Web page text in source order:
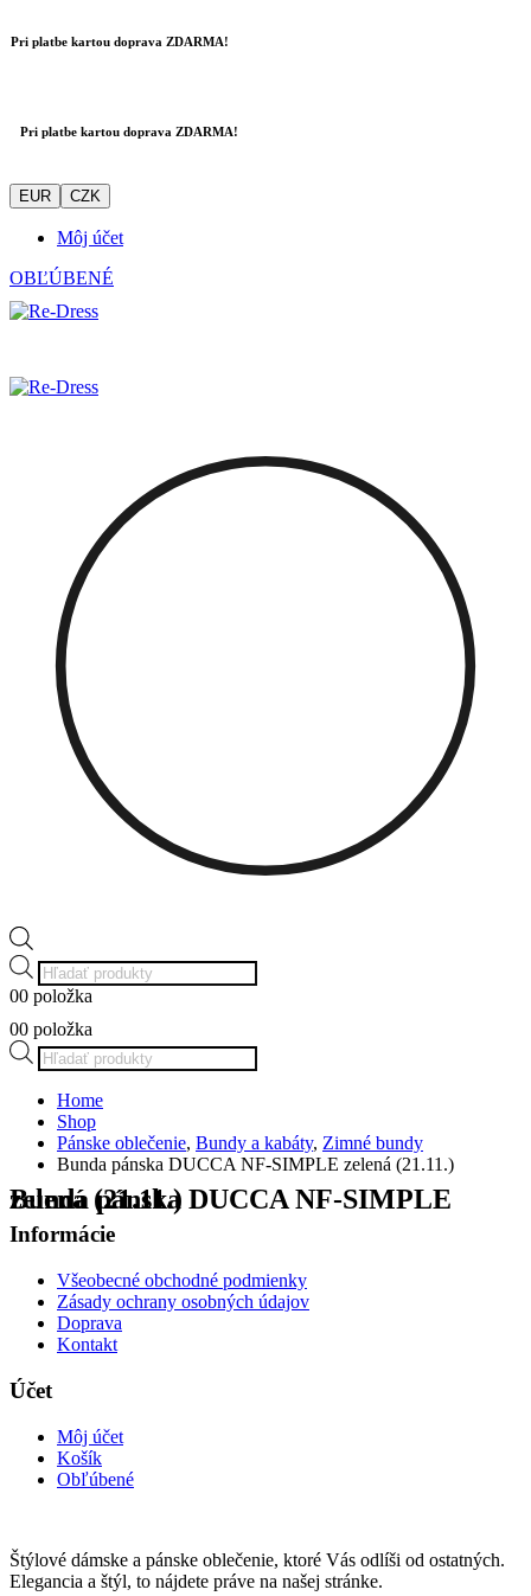
Pri platbe kartou doprava ZDARMA!
Pri platbe kartou doprava ZDARMA!
EUR CZK
Môj účet
OBĽÚBENÉ
Products
search
00 položka
00 položka
Products
search
Home
Shop
Pánske oblečenie, Bundy a kabáty, Zimné bundy
Bunda pánska DUCCA NF-SIMPLE zelená (21.11.)
Bunda pánska DUCCA NF-SIMPLE zelená (21.11.)
Informácie
Všeobecné obchodné podmienky
Zásady ochrany osobných údajov
Doprava
Kontakt
Účet
Môj účet
Košík
Obľúbené
Štýlové dámske a pánske oblečenie, ktoré Vás odlíši od ostatných.
Elegancia a štýl, to nájdete práve na našej stránke.